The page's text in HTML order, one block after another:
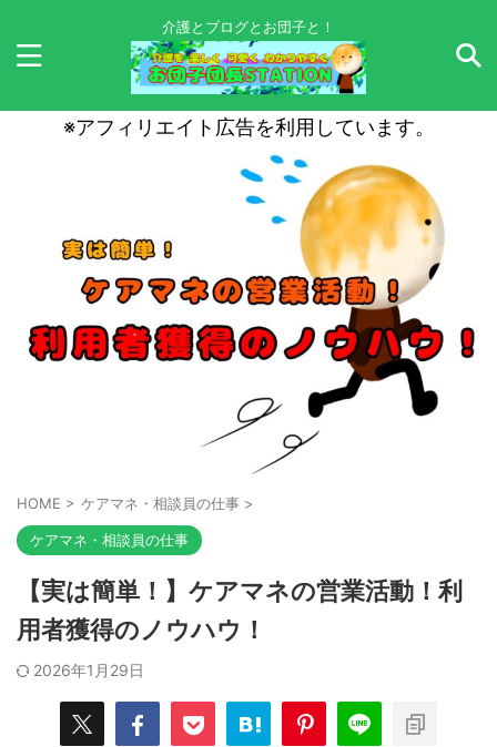
介護とブログとお団子と！
※アフィリエイト広告を利用しています。
HOME > ケアマネ・相談員の仕事 >
ケアマネ・相談員の仕事
【実は簡単！】ケアマネの営業活動！利
用者獲得のノウハウ！
2026年1月29日